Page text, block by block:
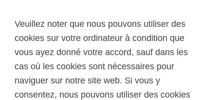
Veuillez noter que nous pouvons utiliser des
cookies sur votre ordinateur à condition que
vous ayez donné votre accord, sauf dans les
cas où les cookies sont nécessaires pour
naviguer sur notre site web. Si vous y
consentez, nous pouvons utiliser des cookies